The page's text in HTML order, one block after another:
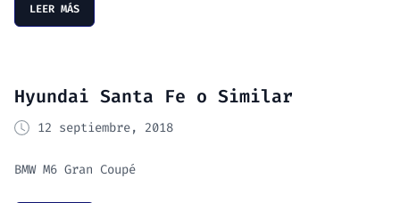
LEER MÁS
Hyundai Santa Fe o Similar
12 septiembre, 2018
BMW M6 Gran Coupé